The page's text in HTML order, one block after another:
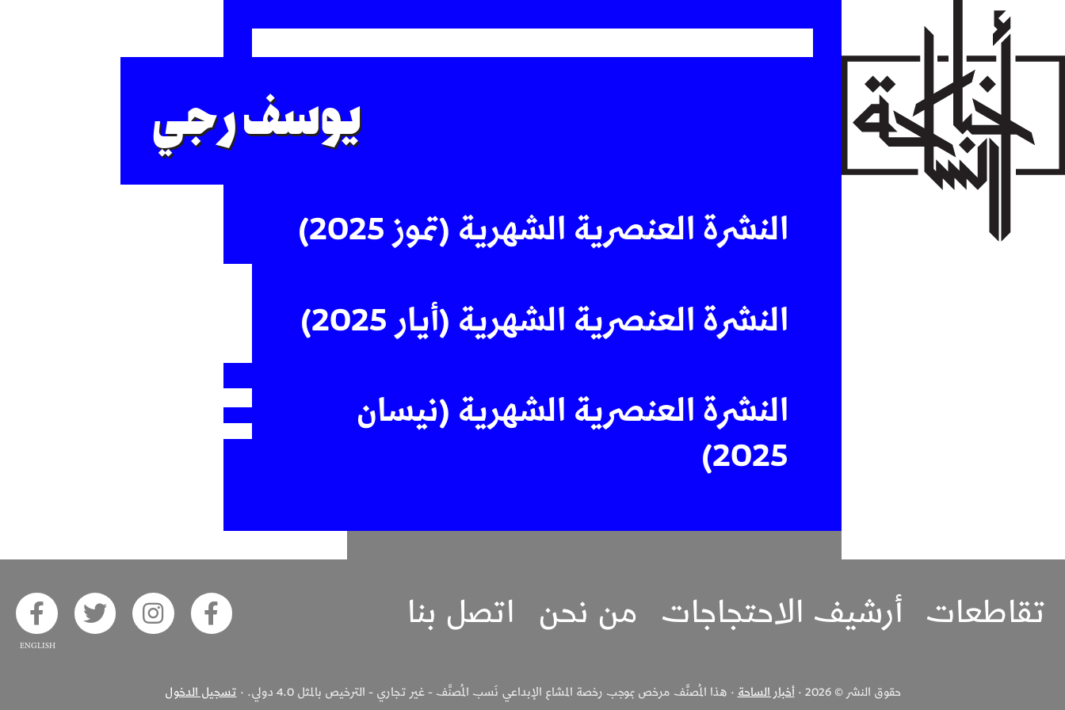
يوسف رجي
النشرة العنصرية الشهرية (تموز 2025)
النشرة العنصرية الشهرية (أيار 2025)
النشرة العنصرية الشهرية (نيسان
2025)
تقاطعات أرشيف الاحتجاجات من نحن اتصل بنا Akhbar Alsaha on Facebook
on Instagram
on Twitter
حقوق النشر © 2026 · أخبار الساحة · هذا المُصنَّف مرخص بموجب رخصة المشاع الإبداعي نَسب المُصنَّف - غير تجاري - الترخيص بالمثل 4.0 دولي. · تسجيل الدخول